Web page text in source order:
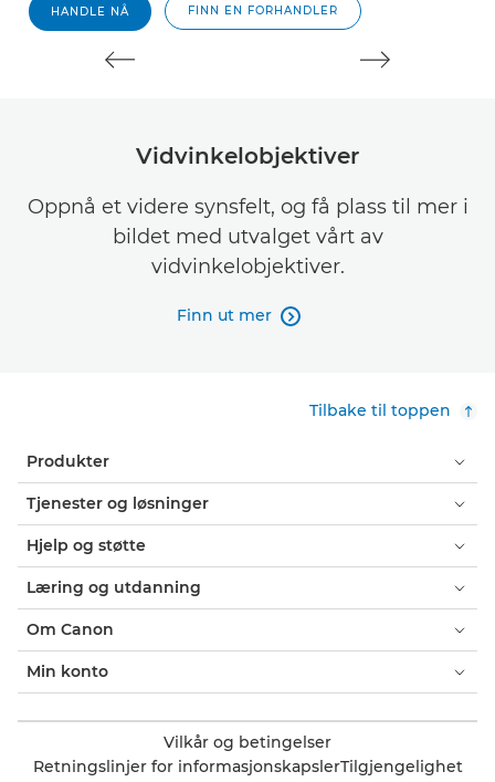
HANDLE NÅ FINN EN FORHANDLER
Vidvinkelobjektiver
Oppnå et videre synsfelt, og få plass til mer i
bildet med utvalget vårt av
vidvinkelobjektiver.
Finn ut mer 
Tilbake til toppen
Produkter
Tjenester og løsninger
Hjelp og støtte
Læring og utdanning
Om Canon
Min konto
Vilkår og betingelser
Retningslinjer for informasjonskapslerTilgjengelighet